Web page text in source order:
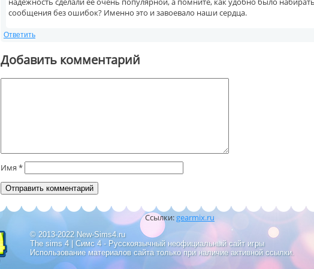
сообщения без ошибок? Именно это и завоевало наши сердца.
Ответить
Добавить комментарий
Имя *
© 2013-2022 New-Sims4.ru
The sims 4 | Симс 4 - Русскоязычный неофициальный сайт игры
Использование материалов сайта только при наличие активной ссылки.
Ссылки: gearmix.ru